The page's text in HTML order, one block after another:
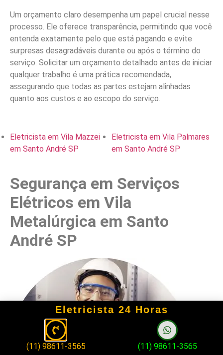
Um orçamento claro desempenha um papel crucial nesse
processo. Ele oferece transparência, permitindo que você
entenda exatamente pelo que está pagando e evite
surpresas desagradáveis durante ou após o término do
serviço. Solicitar um orçamento detalhado antes de iniciar
qualquer trabalho é uma prática recomendada,
assegurando que todas as partes estejam alinhadas
quanto aos custos e ao escopo do serviço.
Eletricista em Vila Mazzei
em Santo André SP
Eletricista em Vila Palmares
em Santo André SP
Segurança em Serviços
Elétricos em Vila
Metalúrgica em Santo
André SP
Eletricista 24 Horas
(11) 98611-3565 (11) 98611-3565